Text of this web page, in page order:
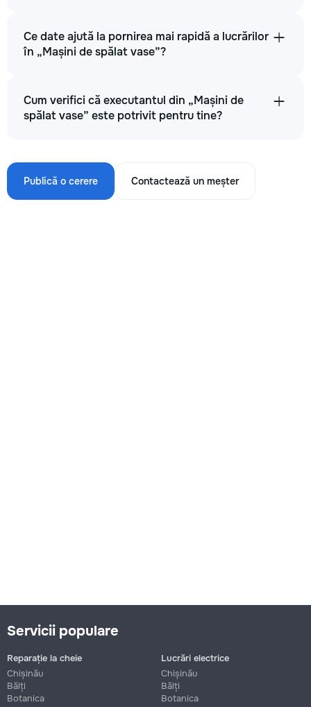
Ce date ajută la pornirea mai rapidă a lucrărilor
în „Mașini de spălat vase”?
Cum verifici că executantul din „Mașini de
spălat vase” este potrivit pentru tine?
Publică o cerere Contactează un meșter
Servicii populare
Reparație la cheie
Chișinău
Bălți
Botanica
Lucrări electrice
Chișinău
Bălți
Botanica